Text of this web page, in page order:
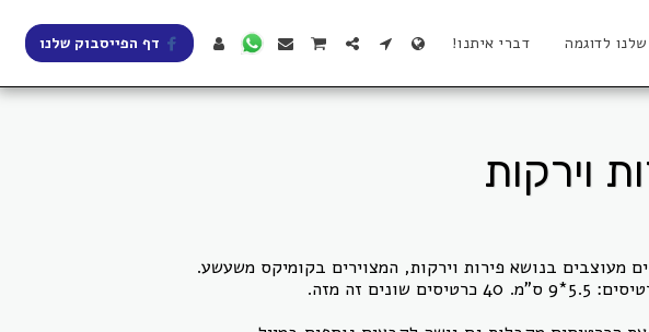
לדוגמה דברי איתנו! דף הפייסבוק שלנו
וירקות